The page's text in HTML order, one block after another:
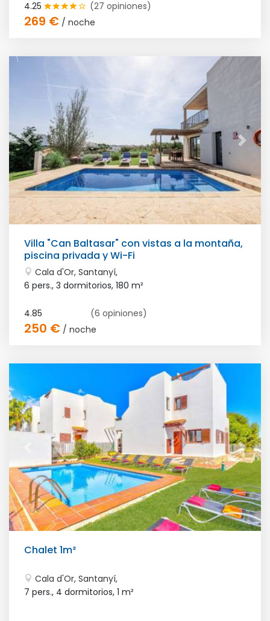
4.25 (27 opiniones)
269 € / noche
Villa "Can Baltasar" con vistas a la montaña,
piscina privada y Wi-Fi
Cala d'Or, Santanyí,
6 pers., 3 dormitorios, 180 m²
4.85 (6 opiniones)
250 € / noche
Chalet 1m²
Cala d'Or, Santanyí,
7 pers., 4 dormitorios, 1 m²